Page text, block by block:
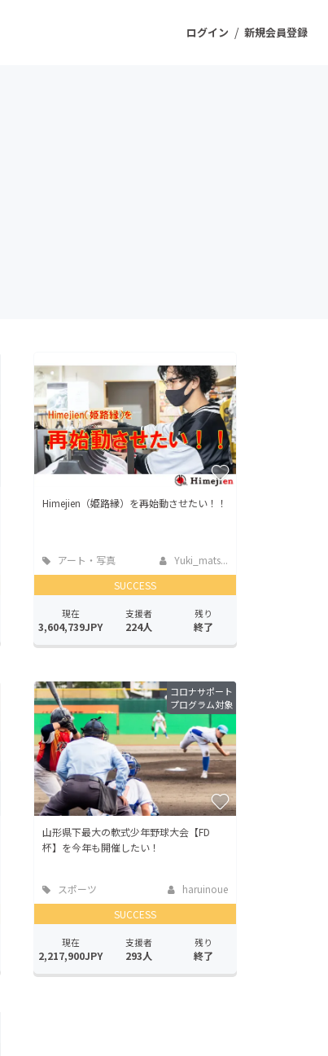
ログイン / 新規会員登録
Himejien（姫路縁）を再始動させたい！！
アート・写真
Yuki_mats...
SUCCESS
現在
3,604,739JPY
支援者
224人
残り
終了
コロナサポート
プログラム対象
山形県下最大の軟式少年野球大会【FD
杯】を今年も開催したい！
スポーツ
haruinoue
SUCCESS
現在
2,217,900JPY
支援者
293人
残り
終了